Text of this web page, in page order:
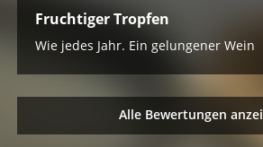
Fruchtiger Tropfen
Wie jedes Jahr. Ein gelungener Wein
Alle Bewertungen